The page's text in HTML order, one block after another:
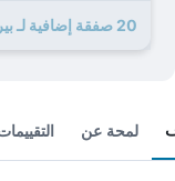
20 صفقة إضافية لـ بيرلور أيربورت إن
لمحة عن